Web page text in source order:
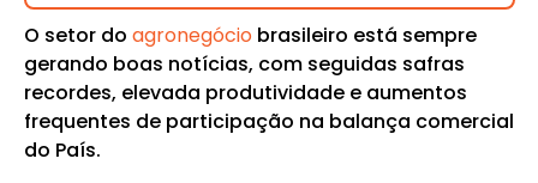
O setor do agronegóciobrasileiro está sempre
gerando boas notícias, com seguidas safras
recordes, elevada produtividade e aumentos
frequentes de participação na balança comercial
do País.